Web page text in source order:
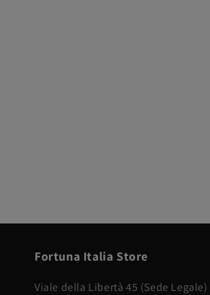
Fortuna Italia Store
Viale della Libertà 45 (Sede Legale)